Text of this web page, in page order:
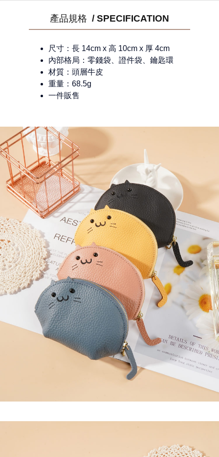
產品規格 / SPECIFICATION
尺寸：長 14cm x 高 10cm x 厚 4cm
內部格局：零錢袋、證件袋、鑰匙環
材質：頭層牛皮
重量：68.5g
一件販售